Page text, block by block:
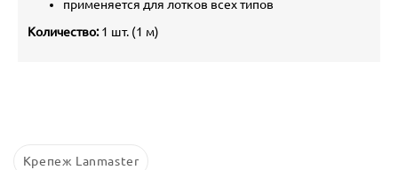
применяется для лотков всех типов
Количество:1 шт. (1 м)
Крепеж Lanmaster